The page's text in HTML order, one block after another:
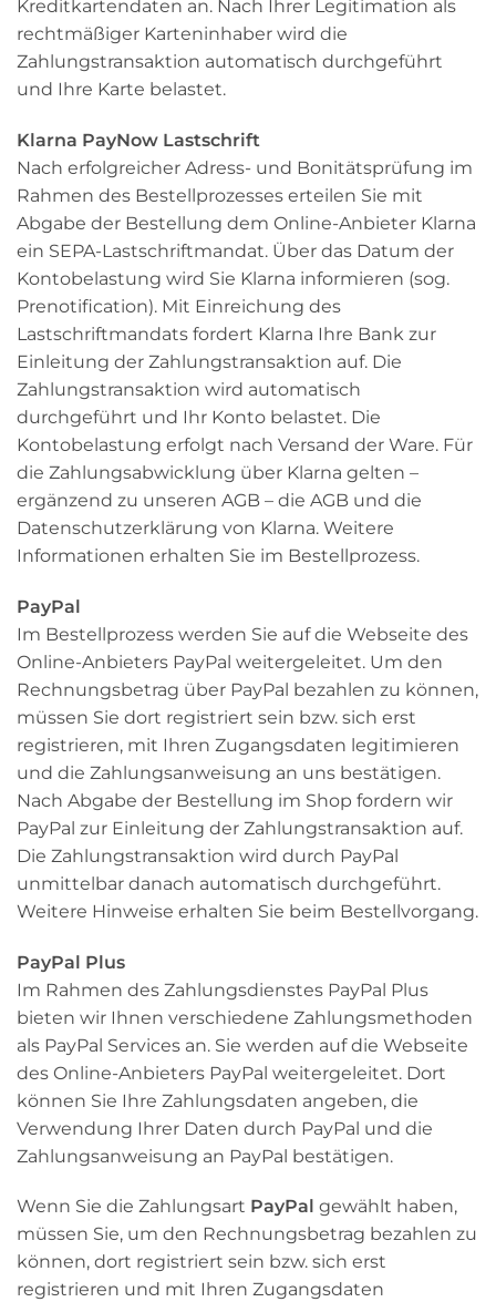
Kreditkartendaten an. Nach Ihrer Legitimation als
rechtmäßiger Karteninhaber wird die
Zahlungstransaktion automatisch durchgeführt
und Ihre Karte belastet.
Klarna PayNow Lastschrift
Nach erfolgreicher Adress- und Bonitätsprüfung im
Rahmen des Bestellprozesses erteilen Sie mit
Abgabe der Bestellung dem Online-Anbieter Klarna
ein SEPA-Lastschriftmandat. Über das Datum der
Kontobelastung wird Sie Klarna informieren (sog.
Prenotification). Mit Einreichung des
Lastschriftmandats fordert Klarna Ihre Bank zur
Einleitung der Zahlungstransaktion auf. Die
Zahlungstransaktion wird automatisch
durchgeführt und Ihr Konto belastet. Die
Kontobelastung erfolgt nach Versand der Ware. Für
die Zahlungsabwicklung über Klarna gelten –
ergänzend zu unseren AGB – die AGB und die
Datenschutzerklärung von Klarna. Weitere
Informationen erhalten Sie im Bestellprozess.
PayPal
Im Bestellprozess werden Sie auf die Webseite des
Online-Anbieters PayPal weitergeleitet. Um den
Rechnungsbetrag über PayPal bezahlen zu können,
müssen Sie dort registriert sein bzw. sich erst
registrieren, mit Ihren Zugangsdaten legitimieren
und die Zahlungsanweisung an uns bestätigen.
Nach Abgabe der Bestellung im Shop fordern wir
PayPal zur Einleitung der Zahlungstransaktion auf.
Die Zahlungstransaktion wird durch PayPal
unmittelbar danach automatisch durchgeführt.
Weitere Hinweise erhalten Sie beim Bestellvorgang.
PayPal Plus
Im Rahmen des Zahlungsdienstes PayPal Plus
bieten wir Ihnen verschiedene Zahlungsmethoden
als PayPal Services an. Sie werden auf die Webseite
des Online-Anbieters PayPal weitergeleitet. Dort
können Sie Ihre Zahlungsdaten angeben, die
Verwendung Ihrer Daten durch PayPal und die
Zahlungsanweisung an PayPal bestätigen.
Wenn Sie die Zahlungsart PayPal gewählt haben,
müssen Sie, um den Rechnungsbetrag bezahlen zu
können, dort registriert sein bzw. sich erst
registrieren und mit Ihren Zugangsdaten